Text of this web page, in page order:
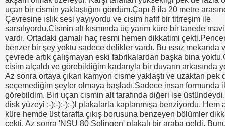
uçan bir cismin yaklaştığını gördüm.Çapı 8 ila 20 metre
Çevresine ıslık sesi yayıyordu ve cisim hafif bir titrreşim ile
sarsılıyordu.Cismin alt kısmında üç yarım küre bir tanede
vardı. Ortadaki gamalı haç resmi hemen dikkatimi
benzer bir şey yoktu sadece delikler vardı. Bu ıssız mekanda
çevrede artık çalışmayan eski fabrikalardan başka bina
cisim alçaldı ve görebildiğim kadarıyla bir duvarın arkasında
Az sonra ortaya çıkan kamyon cisme yaklaştı ve uzaktan pek
seçemediğim şeyler olmaya başladı.Sadece insan formunda
görebildim. Biri uçan cismin alt tarafında diğeri ise
disk yüzeyi :-):-):-):-)l plakalarla kaplanmışa benziyordu. Hem
küre hemde üst tarafta çıkış borusuna benzeyen bölümler
çekti. Az sonra 'NSU 80 Solingen' plakalı bir araba geldi.